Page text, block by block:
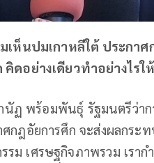
เห็นปม​เกาหลีใต้ ประก
ดอย่างเดียวทำอย่างไร
นัฏ พร้อมพันธุ์ รัฐมนตรีว่า
ศกฎอัยการศึก​ จะส่งผลกร
ม เศรษฐกิจภาพรวม เรา